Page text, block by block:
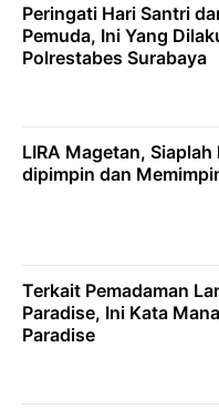
Peringati Hari Santri
Pemuda, Ini Yang
Polrestabes Surabaya
LIRA Magetan,
dipimpin dan
Terkait Pemadaman
Paradise, Ini Kata
Paradise